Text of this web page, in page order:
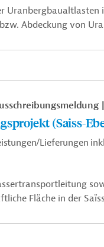
Uranbergbaualtlasten
Abdeckung von
(Saiss-
Lieferungen
Fläche in der